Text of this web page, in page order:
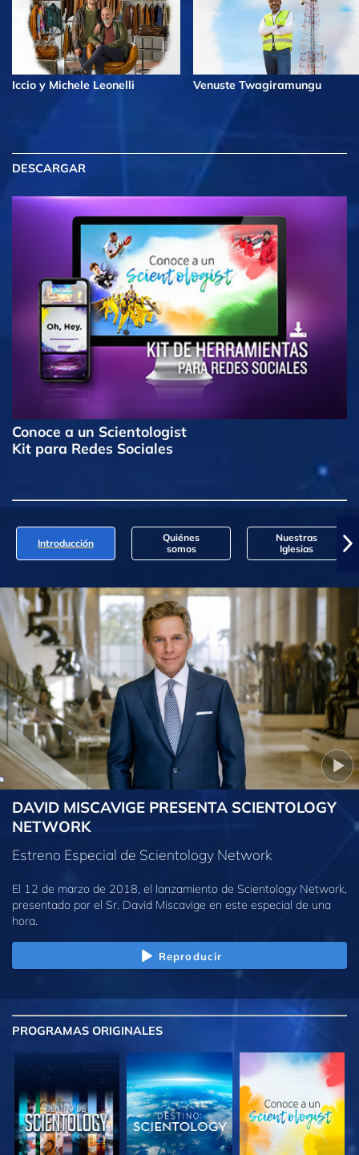
Iccio y Michele Leonelli Venuste Twagiramungu
DESCARGAR
Conoce a un Scientologist
Kit para Redes Sociales
Introducción
Quiénes
somos
Nuestras
Iglesias
DAVID MISCAVIGE PRESENTA SCIENTOLOGY
NETWORK
Estreno Especial de Scientology Network
El 12 de marzo de 2018, el lanzamiento de Scientology Network,
presentado por el Sr. David Miscavige en este especial de una
hora.
Reproducir
PROGRAMAS ORIGINALES